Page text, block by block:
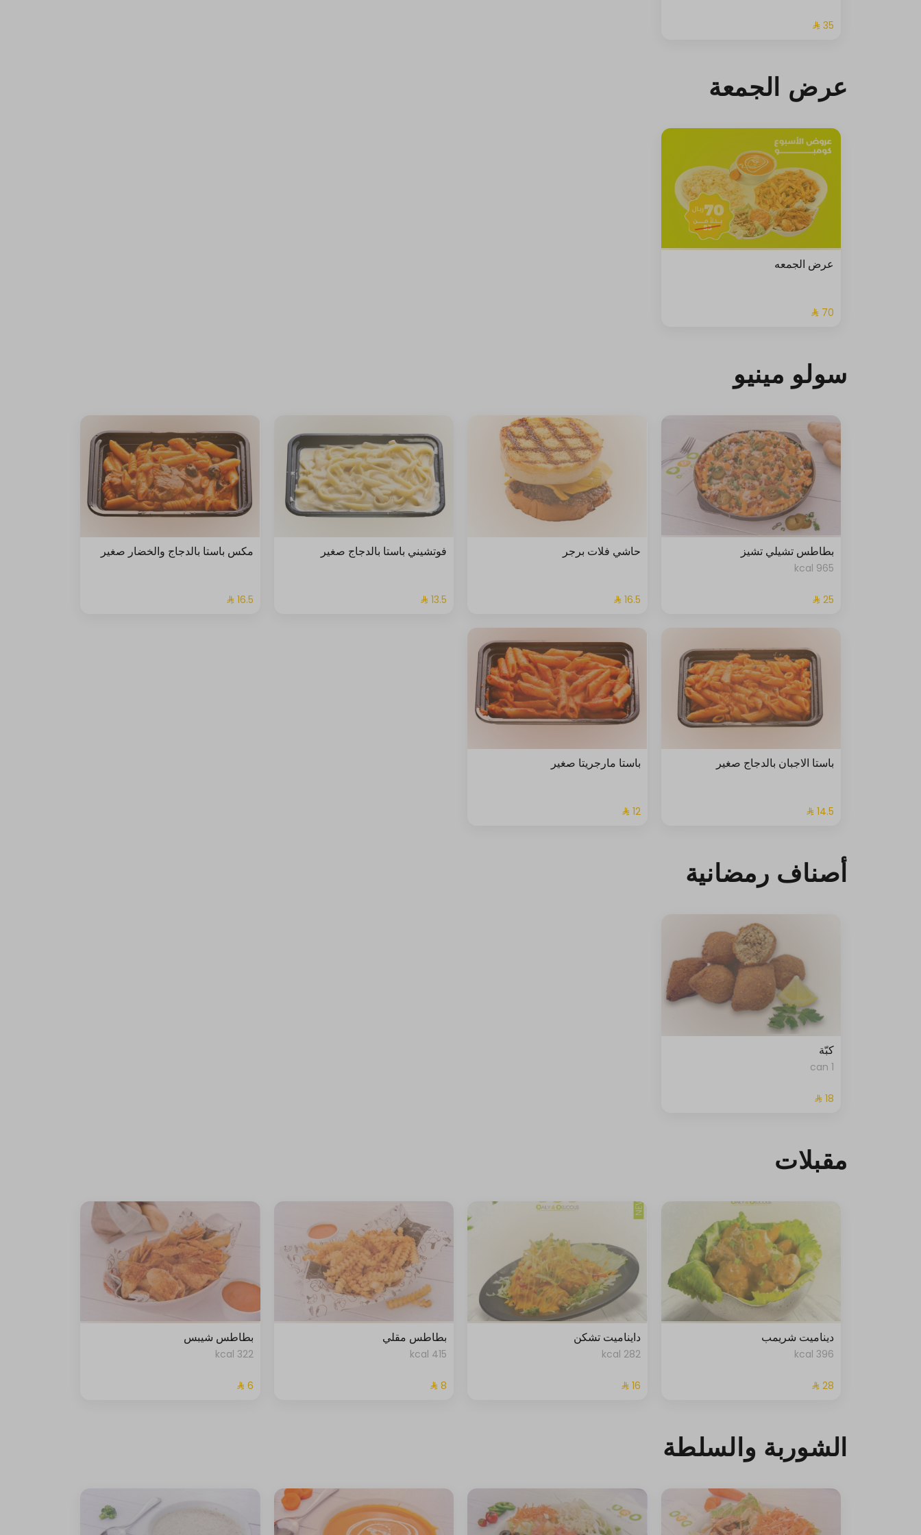
عرض الجمعة
عرض الجمعه
سولو مينيو
بطاطس تشيلي تشيز
965 kcal
حاشي فلات برجر فوتشيني باستا بالدجاج صغير مكس باستا بالدجاج والخضار صغير
باستا الاجبان بالدجاج صغير باستا مارجريتا صغير
⁨⁦‪‬ 12⁩
أصناف رمضانية
كبّة
1 can
مقبلات
ديناميت شريمب
396 kcal
دايناميت تشكن
282 kcal
بطاطس مقلي
415 kcal
بطاطس شيبس
322 kcal
الشوربة والسلطة